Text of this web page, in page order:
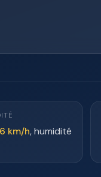
6 km/h, humidité